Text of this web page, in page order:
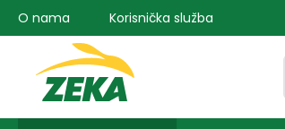
pretragu Preskoči na glavnu
O nama Korisnička služba